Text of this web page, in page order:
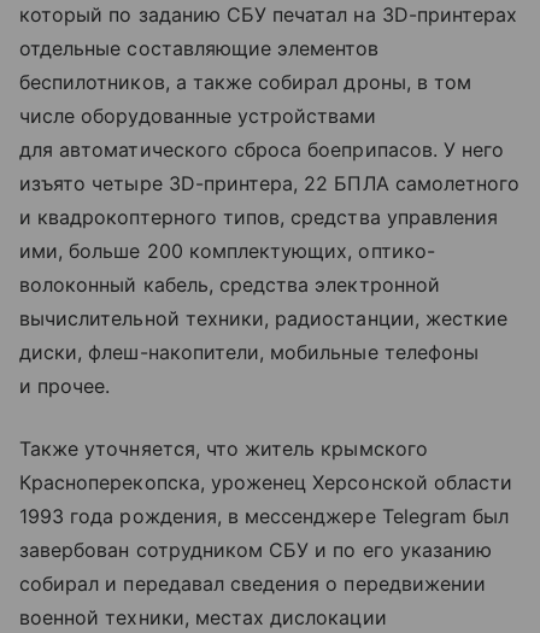
который по заданию СБУ печатал на 3D-принтерах
отдельные составляющие элементов
беспилотников, а также собирал дроны, в том
числе оборудованные устройствами
для автоматического сброса боеприпасов. У него
изъято четыре ЗD-принтера, 22 БПЛА самолетного
и квадрокоптерного типов, средства управления
ими, больше 200 комплектующих, оптико-
волоконный кабель, средства электронной
вычислительной техники, радиостанции, жесткие
диски, флеш-накопители, мобильные телефоны
и прочее.
Также уточняется, что житель крымского
Красноперекопска, уроженец Херсонской области
1993 года рождения, в мессенджере Telegram был
завербован сотрудником СБУ и по его указанию
собирал и передавал сведения о передвижении
военной техники, местах дислокации